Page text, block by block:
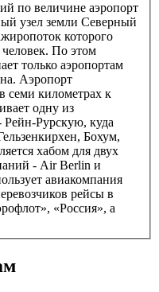
по величине аэропорт
узел земли Северный
которого
По этом
только аэропортам
Аэропорт
семи километрах к
одну из
Рурскую, куда
Бохум,
хабом для двух
- Air Berlin и
авиакомпания
рейсы в
«Россия», а